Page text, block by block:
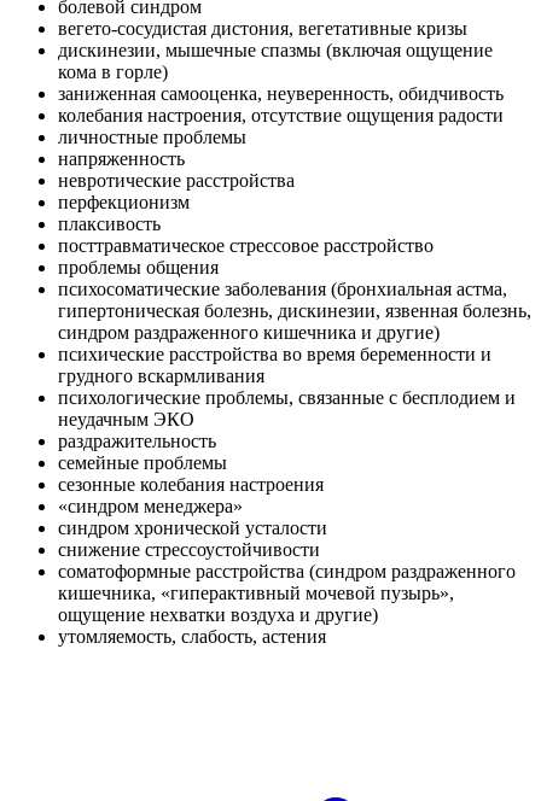
болевой синдром
вегето-сосудистая дистония, вегетативные кризы
дискинезии, мышечные спазмы (включая ощущение
кома в горле)
заниженная самооценка, неуверенность, обидчивость
колебания настроения, отсутствие ощущения радости
личностные проблемы
напряженность
невротические расстройства
перфекционизм
плаксивость
посттравматическое стрессовое расстройство
проблемы общения
психосоматические заболевания (бронхиальная астма,
гипертоническая болезнь, дискинезии, язвенная болезнь,
синдром раздраженного кишечника и другие)
психические расстройства во время беременности и
грудного вскармливания
психологические проблемы, связанные с бесплодием и
неудачным ЭКО
раздражительность
семейные проблемы
сезонные колебания настроения
«синдром менеджера»
синдром хронической усталости
снижение стрессоустойчивости
соматоформные расстройства (синдром раздраженного
кишечника, «гиперактивный мочевой пузырь»,
ощущение нехватки воздуха и другие)
утомляемость, слабость, астения